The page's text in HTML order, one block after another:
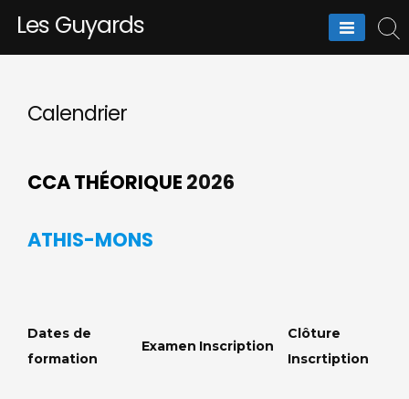
Les Guyards
Calendrier
CCA THÉORIQUE 2026
ATHIS-MONS
Dates de
formation
Examen Inscription
Clôture
Inscrtiption